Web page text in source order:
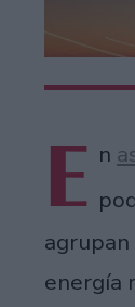
E n
energía